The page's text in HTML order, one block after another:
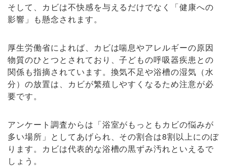
そして、カビは不快感を与えるだけでなく「健康への
影響」も懸念されます。
厚生労働省によれば、カビは喘息やアレルギーの原因
物質のひとつとされており、子どもの呼吸器疾患との
関係も指摘されています。換気不足や浴槽の湿気（水
分）の放置は、カビが繁殖しやすくなるため注意が必
要です。
アンケート調査からは「浴室がもっともカビの悩みが
多い場所」としてあげられ、その割合は8割以上にのぼ
ります。カビは代表的な浴槽の黒ずみ汚れといえるで
しょう。